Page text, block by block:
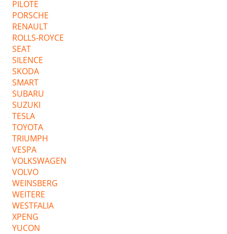
PILOTE
PORSCHE
RENAULT
ROLLS-ROYCE
SEAT
SILENCE
SKODA
SMART
SUBARU
SUZUKI
TESLA
TOYOTA
TRIUMPH
VESPA
VOLKSWAGEN
VOLVO
WEINSBERG
WEITERE
WESTFALIA
XPENG
YUCON